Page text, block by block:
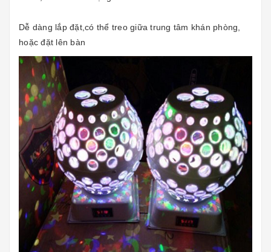
Dễ dàng lắp đặt,có thể treo giữa trung tâm khán phòng,
hoặc đặt lên bàn